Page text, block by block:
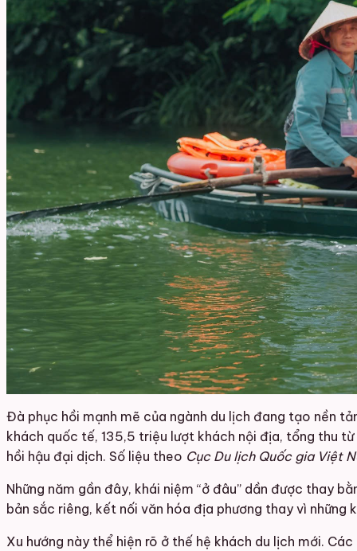
Đà phục hồi mạnh mẽ của ngành du lịch đang tạo nền
khách quốc tế, 135,5 triệu lượt khách nội địa, tổng thu
hồi hậu đại dịch. Số liệu theo Cục Du lịch Quốc gia Việt
Những năm gần đây, khái niệm “ở đâu” dần được thay
bản sắc riêng, kết nối văn hóa địa phương thay vì những
Xu hướng này thể hiện rõ ở thế hệ khách du lịch mới.